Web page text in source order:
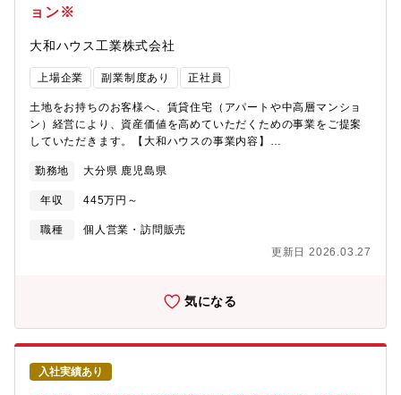
ョン※
大和ハウス工業株式会社
上場企業 副業制度あり 正社員
土地をお持ちのお客様へ、賃貸住宅（アパートや中高層マンショ
ン）経営により、資産価値を高めていただくための事業をご提案
していただきます。【大和ハウスの事業内容】
ハウスの採用ページ】～大和ハウスについてや働く環境などの記
載があります～
https://www.daiwahouse.co.jp/recruit/index.html?
page=from_header～キャリア採用ページ～
https://www.daiwahouse.co.jp/recruit/freshers/index.html■働く
https://www.daiwahouse.co.jp/recruit/person/index.html
勤務地 大分県 鹿児島県
年収 445万円～
職種
個人営業・訪問販売
更新日 2026.03.27
気になる
入社実績あり